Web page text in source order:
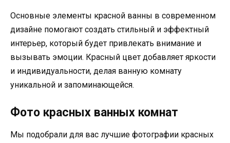
Основные элементы красной ванны в современном
дизайне помогают создать стильный и эффектный
интерьер, который будет привлекать внимание и
вызывать эмоции. Красный цвет добавляет яркости
и индивидуальности, делая ванную комнату
уникальной и запоминающейся.
Фото красных ванных комнат
Мы подобрали для вас лучшие фотографии красных